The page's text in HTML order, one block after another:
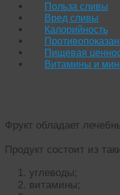
Польза сливы
Вред сливы
Калорийность
Пищевая
Витамины и
Фрукт обладает
Продукт состоит из
углеводы;
витамины;